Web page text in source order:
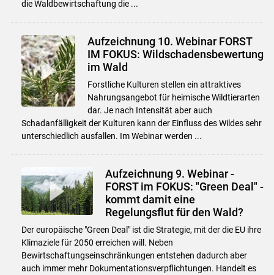
die Waldbewirtschaftung die ...
Aufzeichnung 10. Webinar FORST
IM FOKUS: Wildschadensbewertung
im Wald
Forstliche Kulturen stellen ein attraktives
Nahrungsangebot für heimische Wildtierarten
dar. Je nach Intensität aber auch
Schadanfälligkeit der Kulturen kann der Einfluss des Wildes sehr
unterschiedlich ausfallen. Im Webinar werden ...
Aufzeichnung 9. Webinar -
FORST im FOKUS: "Green Deal" -
kommt damit eine
Regelungsflut für den Wald?
Der europäische "Green Deal" ist die Strategie, mit der die EU ihre
Klimaziele für 2050 erreichen will. Neben
Bewirtschaftungseinschränkungen entstehen dadurch aber
auch immer mehr Dokumentationsverpflichtungen. Handelt es